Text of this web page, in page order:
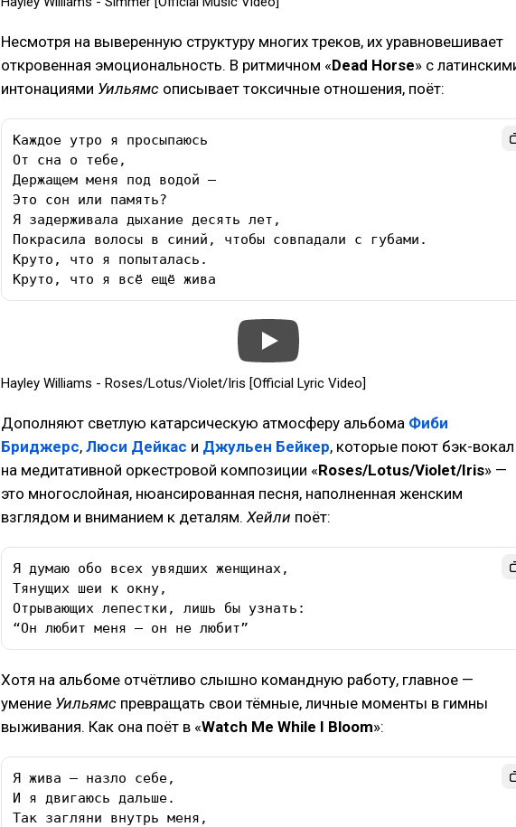
Несмотря на выверенную структуру многих треков, их уравновешивает
откровенная эмоциональность. В ритмичном «Dead Horse» с
интонациями Уильямс описывает токсичные отношения, поёт:
Каждое утро я просыпаюсь
От сна о тебе,
Держащем меня под водой —
Это сон или память?
Я задерживала дыхание десять лет,
Покрасила волосы в синий, чтобы совпадали с губами.
Круто, что я попыталась.
Круто, что я всё ещё жива
Hayley Williams - Roses/Lotus/Violet/Iris [Official Lyric Video]
Дополняют светлую катарсическую атмосферу альбома Фиби
Бриджерс, Люси Дейкас и Джульен Бейкер, которые поют бэк-вокал
на медитативной оркестровой композиции «Roses/Lotus/Violet/Iris» —
это многослойная, нюансированная песня, наполненная женским
взглядом и вниманием к деталям. Хейли поёт:
Я думаю обо всех увядших женщинах,
Тянущих шеи к окну,
Отрывающих лепестки, лишь бы узнать:
“Он любит меня — он не любит”
Хотя на альбоме отчётливо слышно командную работу, главное —
умение Уильямс превращать свои тёмные, личные моменты в гимны
выживания. Как она поёт в «Watch Me While I Bloom»:
Я жива — назло себе,
И я двигаюсь дальше.
Так загляни внутрь меня,